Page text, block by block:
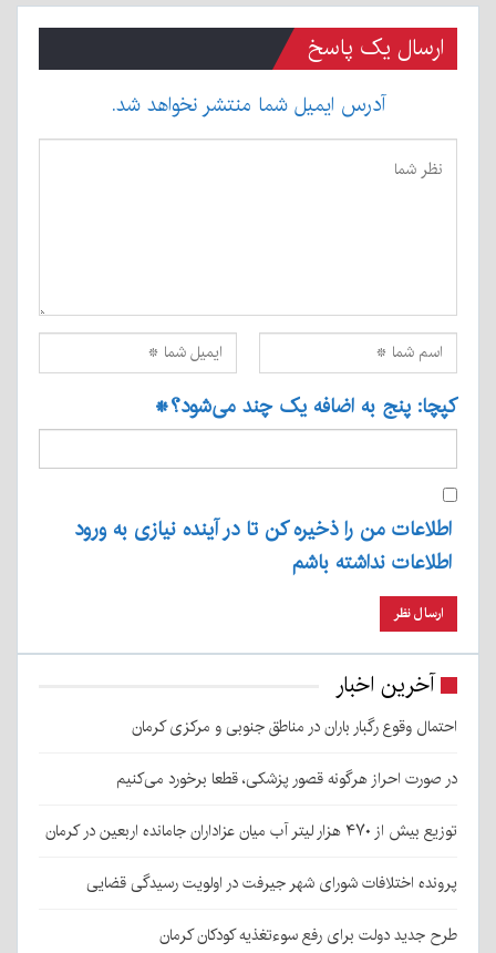
ارسال یک پاسخ
آدرس ایمیل شما منتشر نخواهد شد.
کپچا: پنج به اضافه یک چند می‌شود؟*
اطلاعات من را ذخیره کن تا در آینده نیازی به ورود
اطلاعات نداشته باشم
آخرین اخبار
احتمال وقوع رگبار باران در مناطق جنوبی و مرکزی کرمان
در صورت احراز هرگونه قصور پزشکی، قطعا برخورد می‌کنیم
توزیع بیش از ۴۷۰ هزار لیتر آب میان عزاداران جامانده اربعین در کرمان
پرونده اختلافات شورای شهر جیرفت در اولویت رسیدگی قضایی
طرح جدید دولت برای رفع سوءتغذیه کودکان کرمان